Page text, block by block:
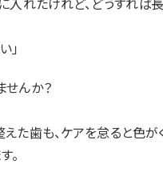
」
んか？
た歯も、ケアを怠ると色が
。